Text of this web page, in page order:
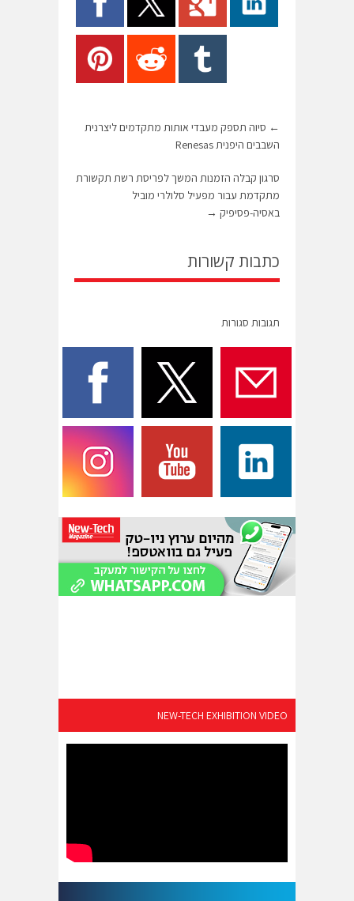
← סיוה תספק מעבדי אותות מתקדמים ליצרנית
השבבים היפנית Renesas
סרגון קבלה הזמנות המשך לפריסת רשת תקשורת
מתקדמת עבור מפעיל סלולרי מוביל
באסיה-פסיפיק →
כתבות קשורות
תגובות סגורות
NEW-TECH EXHIBITION VIDEO